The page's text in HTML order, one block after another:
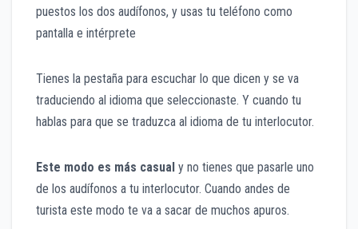
puestos los dos audífonos, y usas tu teléfono como
pantalla e intérprete
Tienes la pestaña para escuchar lo que dicen y se va
traduciendo al idioma que seleccionaste. Y cuando tu
hablas para que se traduzca al idioma de tu interlocutor.
Este modo es más casual y no tienes que pasarle uno
de los audífonos a tu interlocutor. Cuando andes de
turista este modo te va a sacar de muchos apuros.